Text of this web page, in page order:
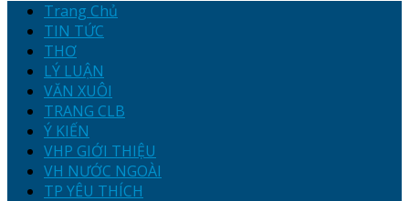
Trang Chủ
TIN TỨC
THƠ
LÝ LUẬN
VĂN XUÔI
TRANG CLB
Ý KIẾN
VHP GIỚI THIỆU
VH NƯỚC NGOÀI
TP YÊU THÍCH